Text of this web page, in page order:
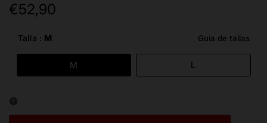
Precio
oferta
€52,90
Talla : M Guía de tallas
M L